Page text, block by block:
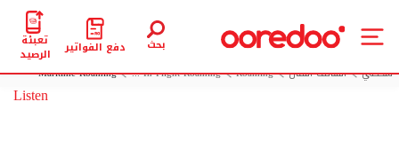
بحث دفع الفواتير تعبئة
الرصيد
شخصي
الهاتف النقال Roaming
In Flight Roaming ...
Maritime Roaming
Listen